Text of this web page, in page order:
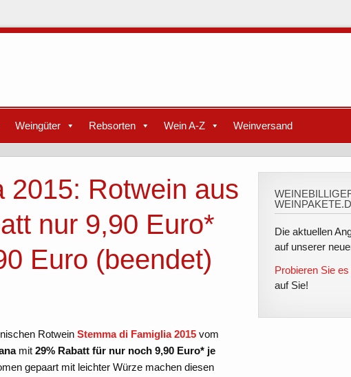
Weingüter Rebsorten Wein A-Z Weinversand
2015: Rotwein aus
nur 9,90 Euro*
Euro (beendet)
RotweinStemma di Famiglia 2015 vom
mit29% Rabatt für nur noch 9,90 Euro* je
gepaart mit leichter Würze machen diesen
Die aktuellen
auf unserer
Probieren Sie
auf Sie!